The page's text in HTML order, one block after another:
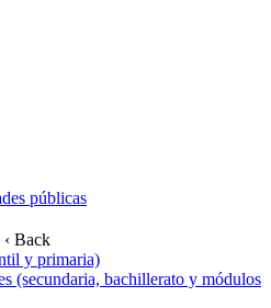
públicas
‹ Back
y primaria)
(secundaria, bachillerato y módulos